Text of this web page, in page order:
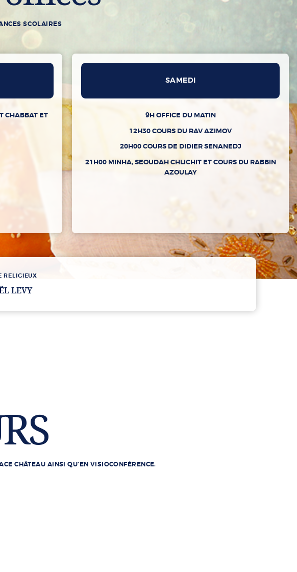
SCOLAIRES
CHABBAT ET
SAMEDI
9H OFFICE DU MATIN
12H30 COURS DU RAV AZIMOV
20H00 COURS DE DIDIER SENANEDJ
21H00 MINHA, SEOUDAH CHLICHIT ET COURS DU RABBIN
AZOULAY
RELIGIEUX
LEVY
CHÂTEAU AINSI QU’EN VISIOCONFÉRENCE.